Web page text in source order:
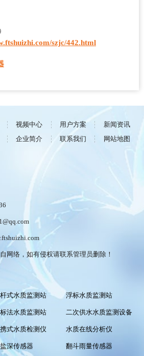
szjc/442.html
视频中心 用户方案
新闻资讯
企业简介 联系我们
网站地图
网络，如有侵权请联系管理员删除！
式水质监测站 浮标水质监测站
法水质监测站 二次供水水质监测设备
式水质检测仪 水质在线分析仪
深传感器 翻斗雨量传感器